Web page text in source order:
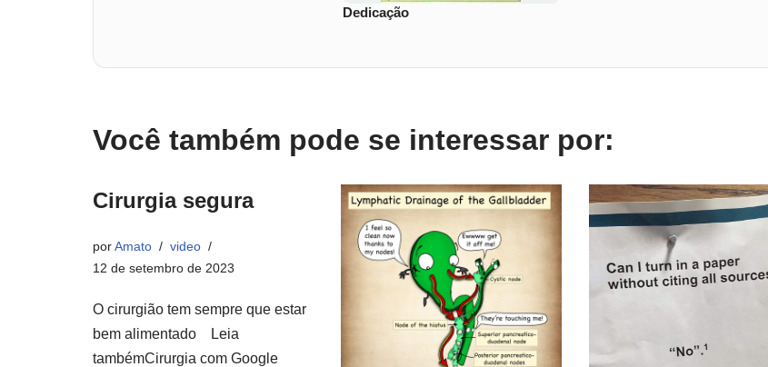
Dedicação
Você também pode se interessar por:
Cirurgia segura
porAmato
video
12 de setembro de 2023
O cirurgião tem sempre que estar
bem alimentado Leia
tambémCirurgia com Google